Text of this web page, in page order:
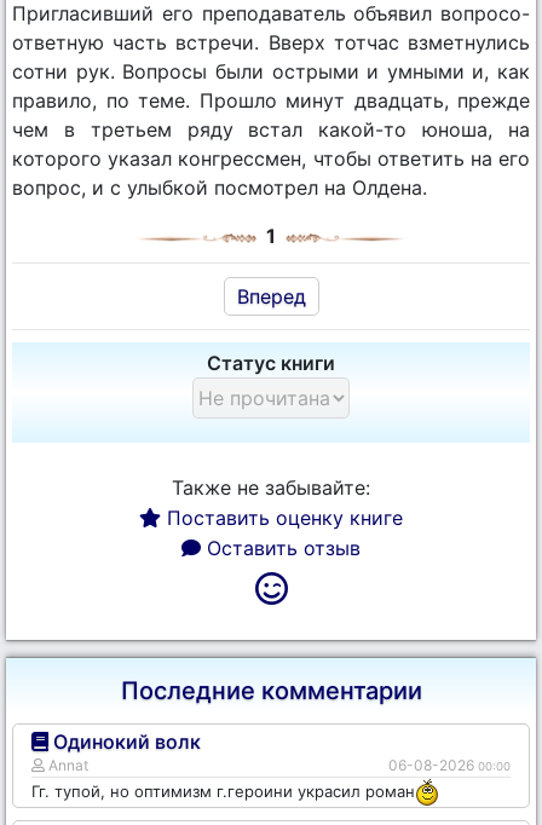
Пригласивший его преподаватель объявил вопросо-
ответную часть встречи. Вверх тотчас взметнулись
сотни рук. Вопросы были острыми и умными и, как
правило, по теме. Прошло минут двадцать, прежде
чем в третьем ряду встал какой-то юноша, на
которого указал конгрессмен, чтобы ответить на его
вопрос, и с улыбкой посмотрел на Олдена.
1
Вперед
Статус книги
Также не забывайте:
Поставить оценку книге
Оставить отзыв
Последние комментарии
Одинокий волк
Annat 06-08-2026 00:00
Гг. тупой, но оптимизм г.героини украсил роман